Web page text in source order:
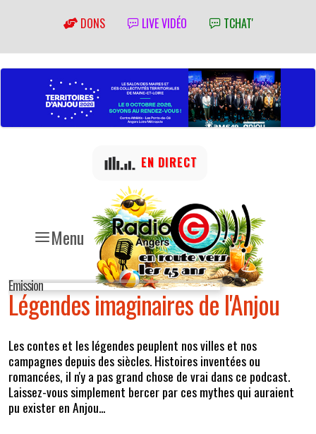
DONS LIVE VIDÉO TCHAT'
Menu
EN DIRECT
Emission
Légendes imaginaires de l'Anjou
Les contes et les légendes peuplent nos villes et nos
campagnes depuis des siècles. Histoires inventées ou
romancées, il n'y a pas grand chose de vrai dans ce podcast.
Laissez-vous simplement bercer par ces mythes qui auraient
pu exister en Anjou...